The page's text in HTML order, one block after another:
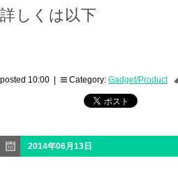
詳しくは以下
posted 10:00 | Category: Gadget/Product
2014年06月13日